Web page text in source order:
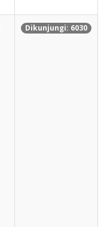
Dikunjungi: 6030